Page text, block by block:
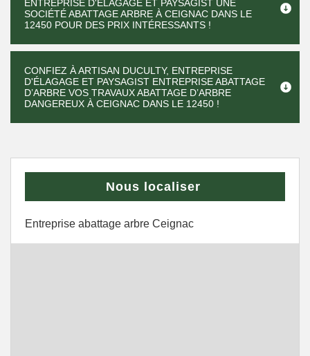
ENTREPRISE D'ÉLAGAGE ET PAYSAGIST UNE
SOCIÉTÉ ABATTAGE ARBRE À CEIGNAC DANS LE
12450 POUR DES PRIX INTÉRESSANTS !
CONFIEZ À ARTISAN DUCULTY, ENTREPRISE
D'ÉLAGAGE ET PAYSAGIST ENTREPRISE ABATTAGE
D’ARBRE VOS TRAVAUX ABATTAGE D’ARBRE
DANGEREUX À CEIGNAC DANS LE 12450 !
Nous localiser
Entreprise abattage arbre Ceignac